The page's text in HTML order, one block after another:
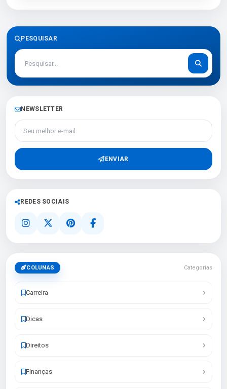
PESQUISAR
NEWSLETTER
Seu melhor e-mail
ENVIAR
REDES SOCIAIS
COLUNAS Categorias
Carreira
Dicas
Direitos
Finanças